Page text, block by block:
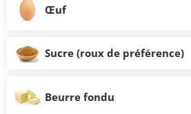
Œuf
Sucre (roux de préférence)
Beurre fondu